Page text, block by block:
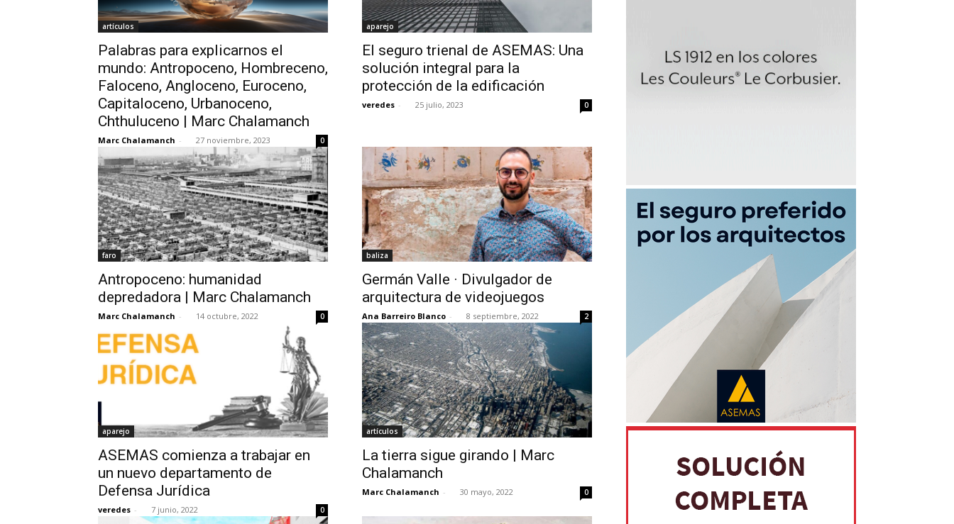
artículos
Palabras para explicarnos el
mundo: Antropoceno, Hombreceno,
Faloceno, Angloceno, Euroceno,
Capitaloceno, Urbanoceno,
Chthuluceno | Marc Chalamanch
Marc Chalamanch - 27 noviembre, 2023 0
aparejo
El seguro trienal de ASEMAS: Una
solución integral para la
protección de la edificación
veredes - 25 julio, 2023 0
faro
Antropoceno: humanidad
depredadora | Marc Chalamanch
Marc Chalamanch - 14 octubre, 2022 0
baliza
Germán Valle · Divulgador de
arquitectura de videojuegos
Ana Barreiro Blanco - 8 septiembre, 2022 2
aparejo
ASEMAS comienza a trabajar en
un nuevo departamento de
Defensa Jurídica
veredes - 7 junio, 2022 0
artículos
La tierra sigue girando | Marc
Chalamanch
Marc Chalamanch - 30 mayo, 2022 0